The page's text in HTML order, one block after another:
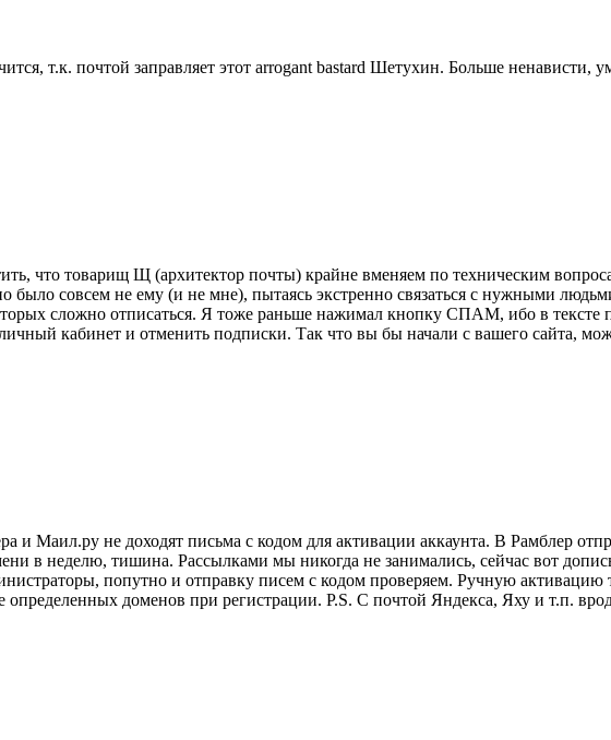
т.к. почтой заправляет этот arrogant bastard Шетухин. Больше ненависти,
что товарищ Щ (архитектор почты) крайне вменяем по техническим
было совсем не ему (и не мне), пытаясь экстренно связаться с нужными
сложно отписаться. Я тоже раньше нажимал кнопку СПАМ, ибо в тексте
кабинет и отменить подписки. Так что вы бы начали с вашего сайта,
и Маил.ру не доходят письма с кодом для активации аккаунта. В Рамблер
в неделю, тишина. Рассылками мы никогда не занимались, сейчас вот
попутно и отправку писем с кодом проверяем. Ручную активацию
определенных доменов при регистрации. P.S. С почтой Яндекса, Яху и т.п.